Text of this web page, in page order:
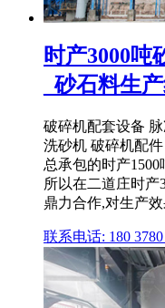
时产3000吨
_砂石料生
破碎机配套设备
洗砂机 破碎机配
总承包的时产
所以在二道庄时产
鼎力合作,对生产
联系电话: 180 3780